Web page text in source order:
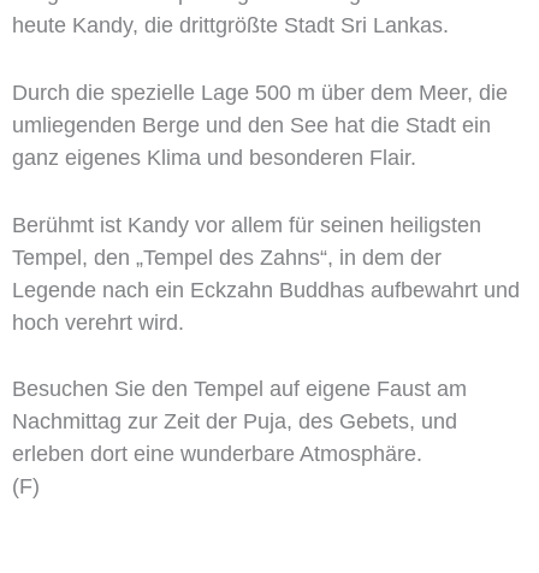
heute Kandy, die drittgrößte Stadt Sri Lankas.
Durch die spezielle Lage 500 m über dem Meer, die
umliegenden Berge und den See hat die Stadt ein
ganz eigenes Klima und besonderen Flair.
Berühmt ist Kandy vor allem für seinen heiligsten
Tempel, den „Tempel des Zahns“, in dem der
Legende nach ein Eckzahn Buddhas aufbewahrt und
hoch verehrt wird.
Besuchen Sie den Tempel auf eigene Faust am
Nachmittag zur Zeit der Puja, des Gebets, und
erleben dort eine wunderbare Atmosphäre.
(F)